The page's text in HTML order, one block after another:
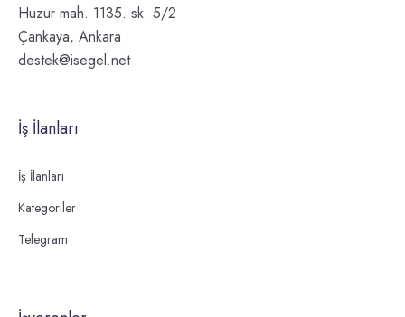
Huzur mah. 1135. sk. 5/2
Çankaya, Ankara
destek@isegel.net
İş İlanları
İş İlanları
Kategoriler
Telegram